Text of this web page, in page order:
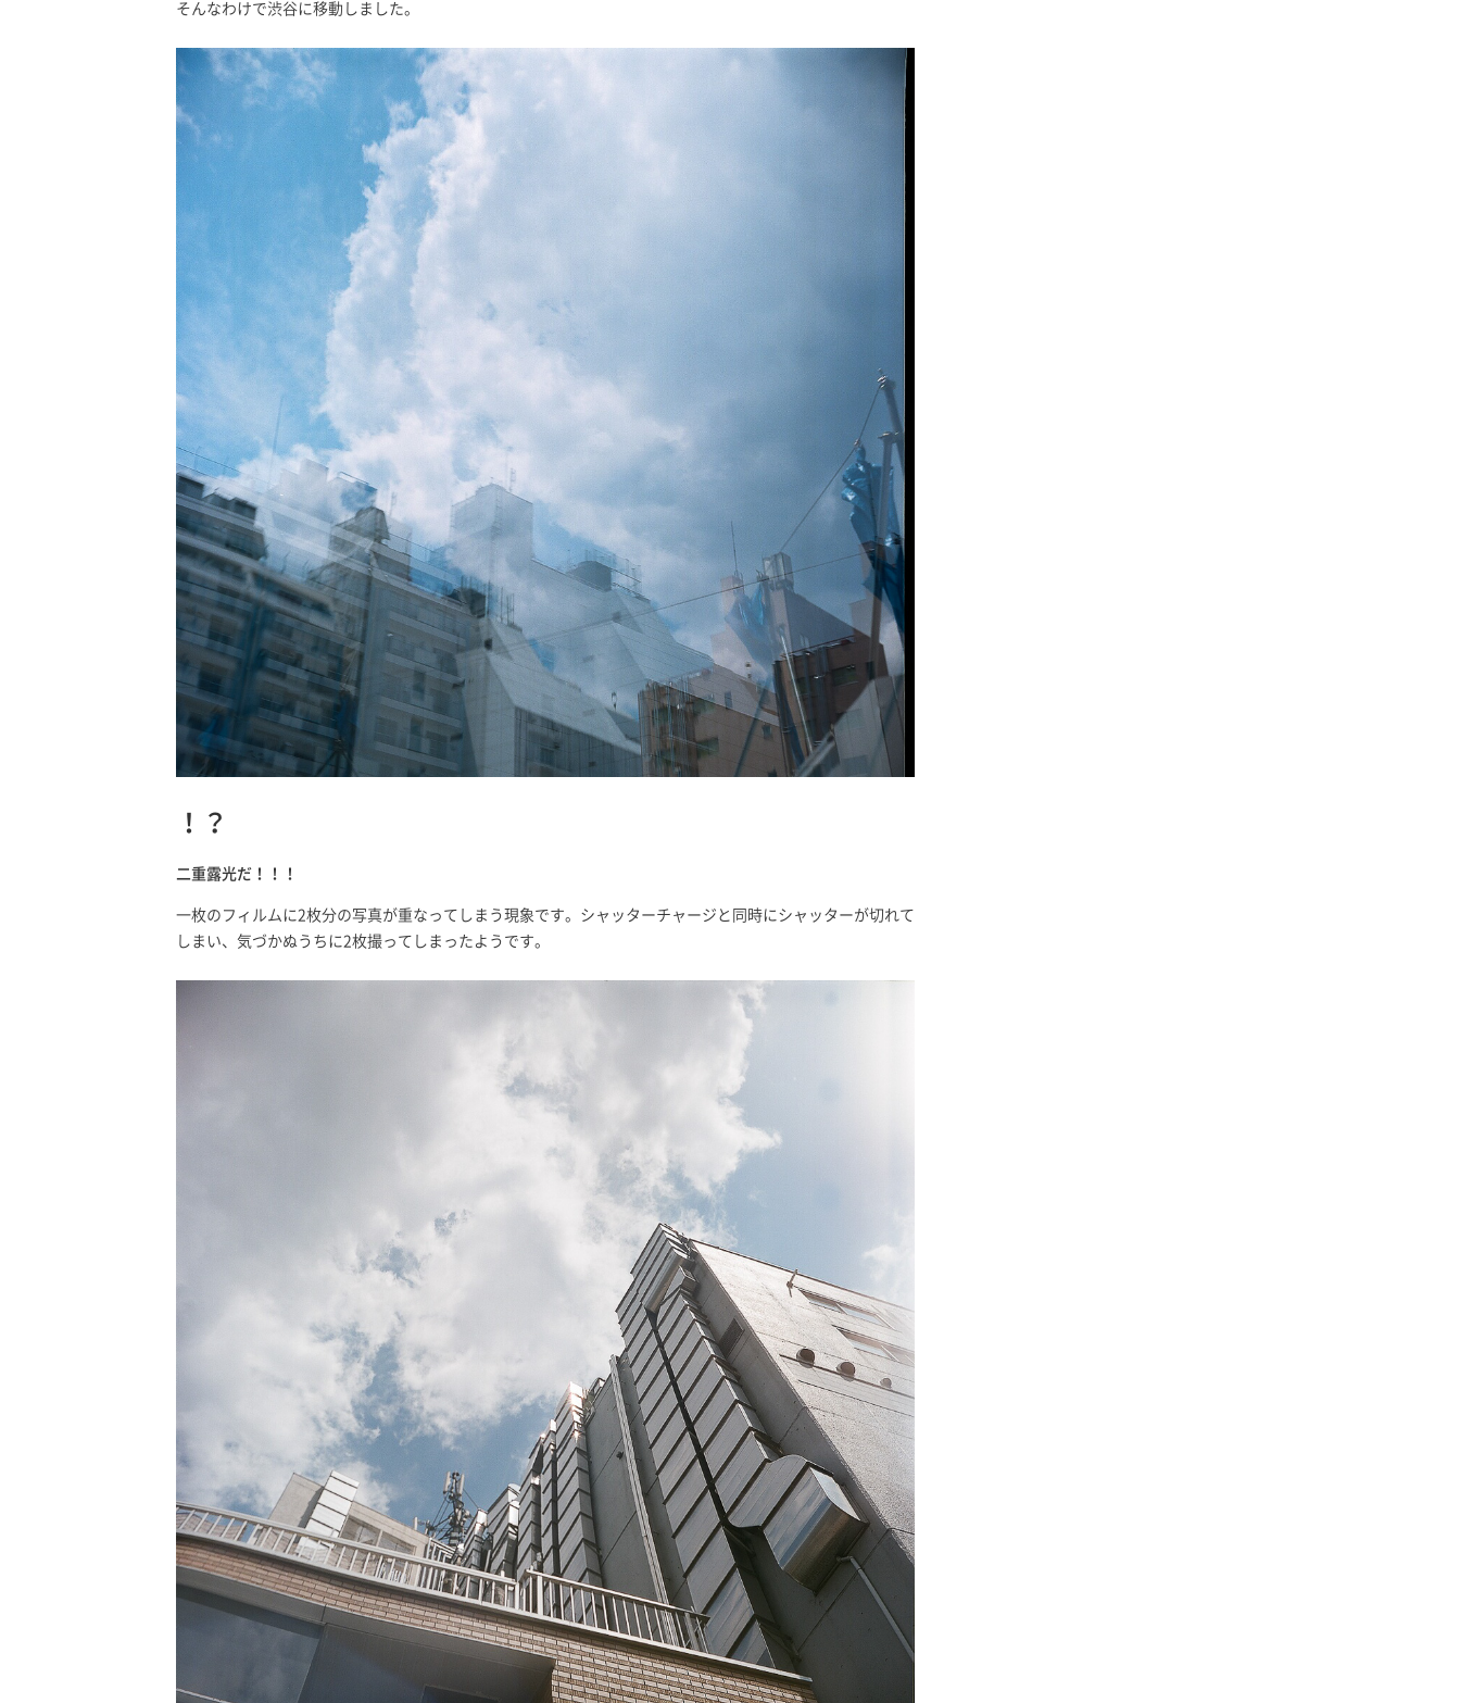
そんなわけで渋谷に移動しました。
！？
二重露光だ！！！
一枚のフィルムに2枚分の写真が重なってしまう現象です。シャッターチャージと同時にシャッターが切れて
しまい、気づかぬうちに2枚撮ってしまったようです。